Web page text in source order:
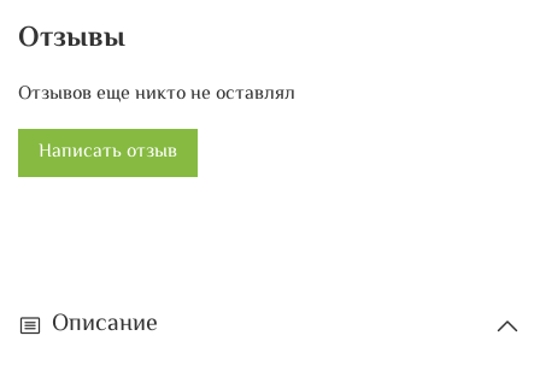
нескольких ковриков для ванной и туалета позволяет вам
уют вашему интерьеру. Коврик на пол для ванной и
дома - идеальное решение для создания безопасной и
комфортной обстановки в вашем доме.
Отзывы
Отзывов еще никто не оставлял
Написать отзыв
Описание